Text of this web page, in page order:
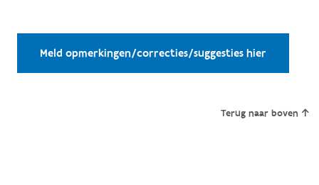
Meld opmerkingen/correcties/suggesties hier
Terug naar boven